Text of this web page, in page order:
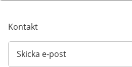
Kontakt
Skicka e-post
Öppnar e-postklient